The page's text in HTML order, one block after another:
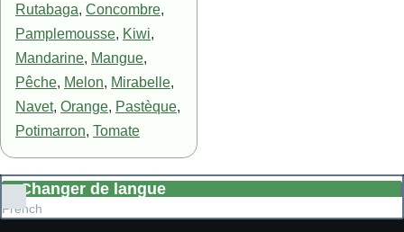
Rutabaga, Concombre,
Pamplemousse, Kiwi,
Mandarine, Mangue,
Pêche, Melon, Mirabelle,
Navet, Orange, Pastèque,
Potimarron, Tomate
Changer de langue
French
Lister
les